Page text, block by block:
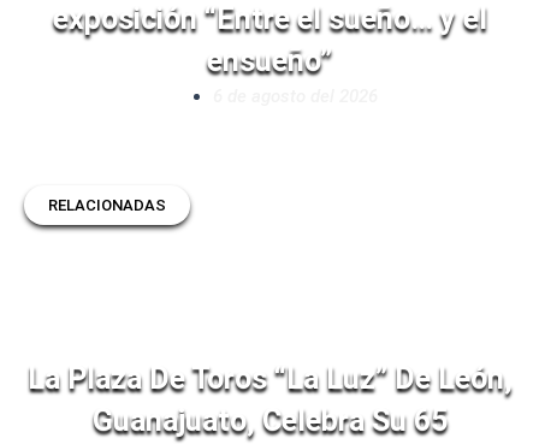
exposición “Entre el sueño… y el
ensueño”
RELACIONADAS
La Plaza De Toros “La Luz” De León,
Guanajuato, Celebra Su 65